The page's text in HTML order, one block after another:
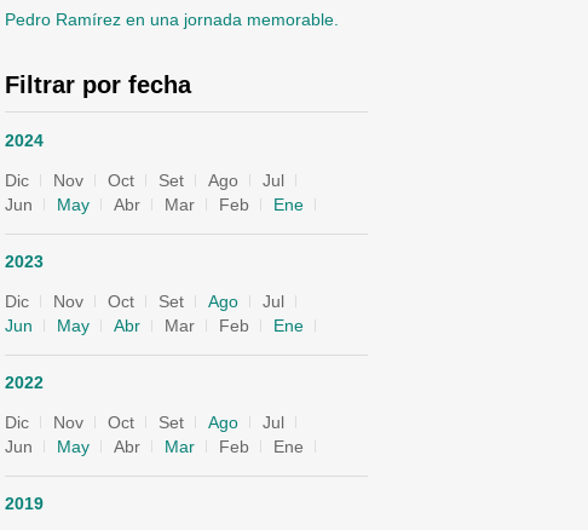
Pedro Ramírez en una jornada memorable.
Filtrar por fecha
2024
Dic Nov Oct Set Ago
Jul
Jun
May Abr Mar Feb Ene
2023
Dic Nov Oct Set Ago
Jul
Jun
May Abr Mar Feb Ene
2022
Dic Nov Oct Set Ago
Jul
Jun
May Abr Mar Feb Ene
2019